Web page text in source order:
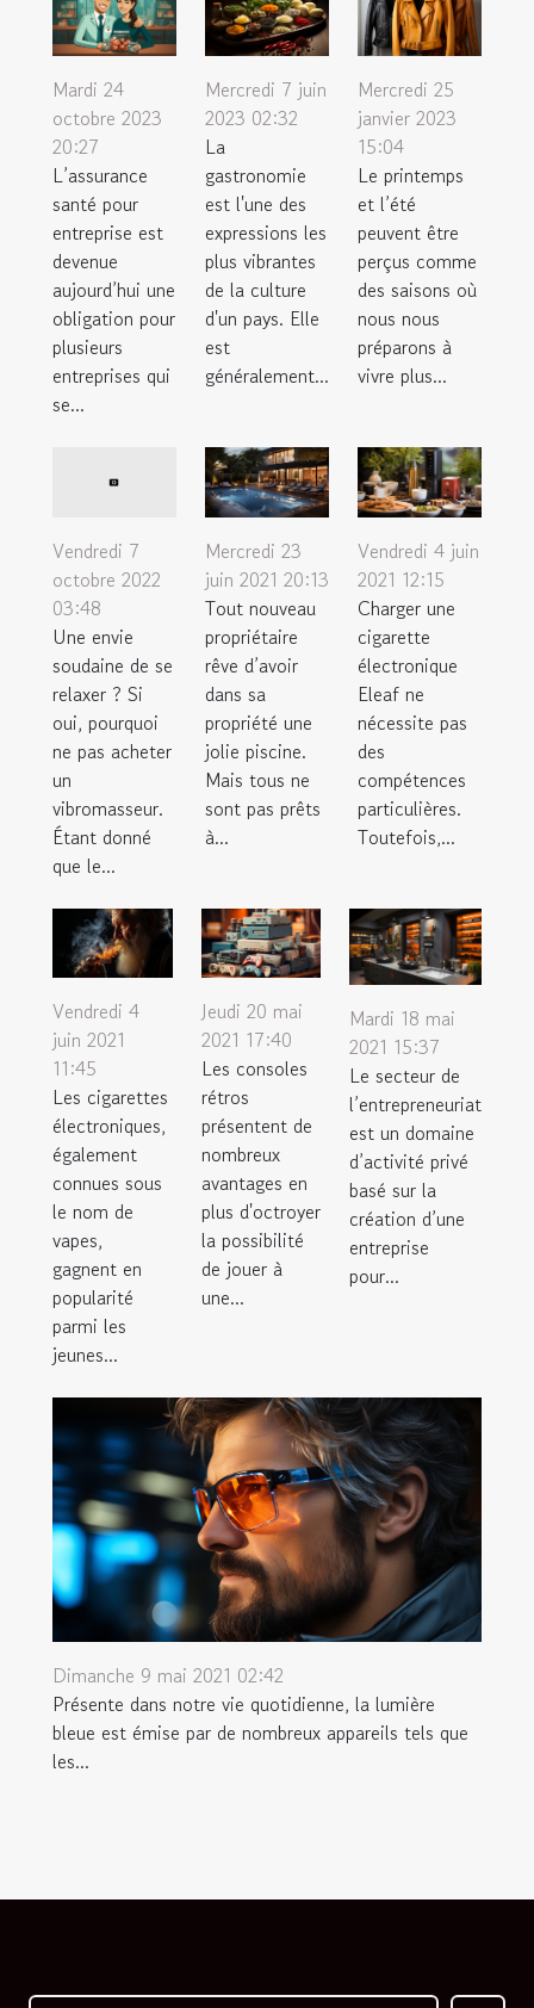
Mardi 24
octobre 2023
20:27
L’assurance
santé pour
entreprise est
devenue
aujourd’hui une
obligation pour
plusieurs
entreprises qui
se...
Mercredi 7 juin
2023 02:32
La
gastronomie
est l'une des
expressions les
plus vibrantes
de la culture
d'un pays. Elle
est
généralement...
Mercredi 25
janvier 2023
15:04
Le printemps
et l’été
peuvent être
perçus comme
des saisons où
nous nous
préparons à
vivre plus...
Vendredi 7
octobre 2022
03:48
Une envie
soudaine de se
relaxer ? Si
oui, pourquoi
ne pas acheter
un
vibromasseur.
Étant donné
que le...
Mercredi 23
juin 2021 20:13
Tout nouveau
propriétaire
rêve d’avoir
dans sa
propriété une
jolie piscine.
Mais tous ne
sont pas prêts
à...
Vendredi 4 juin
2021 12:15
Charger une
cigarette
électronique
Eleaf ne
nécessite pas
des
compétences
particulières.
Toutefois,...
Vendredi 4
juin 2021
11:45
Les cigarettes
électroniques,
également
connues sous
le nom de
vapes,
gagnent en
popularité
parmi les
jeunes...
Jeudi 20 mai
2021 17:40
Les consoles
rétros
présentent de
nombreux
avantages en
plus d'octroyer
la possibilité
de jouer à
une...
Mardi 18 mai
2021 15:37
Le secteur de
l’entrepreneuriat
est un domaine
d’activité privé
basé sur la
création d’une
entreprise
pour...
Dimanche 9 mai 2021 02:42
Présente dans notre vie quotidienne, la lumière
bleue est émise par de nombreux appareils tels que
les...